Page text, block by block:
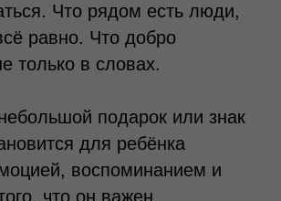
Что рядом есть люди,
равно. Что добро
только в словах.
подарок или знак
для ребёнка
воспоминанием и
что он важен.